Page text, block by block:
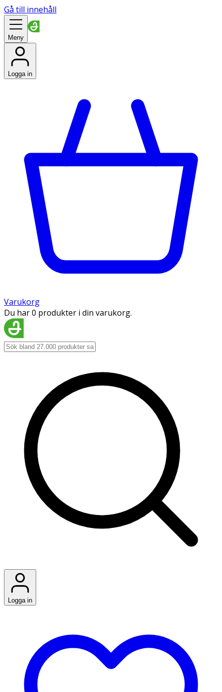
Gå till innehåll
Meny
Logga in
Varukorg
Du har 0 produkter i din varukorg.
Logga in